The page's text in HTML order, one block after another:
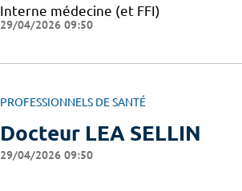
Interne médecine (et FFI)
29/04/2026 09:50
PROFESSIONNELS DE SANTÉ
Docteur LEA SELLIN
29/04/2026 09:50